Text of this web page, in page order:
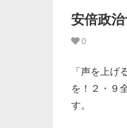
安倍政
0
「声を上げ
を！２・９
す。